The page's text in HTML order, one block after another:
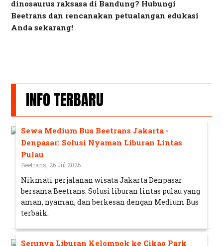
dinosaurus raksasa di Bandung? Hubungi
Beetrans dan rencanakan petualangan edukasi
Anda sekarang!
INFO TERBARU
Sewa Medium Bus Beetrans Jakarta -
Denpasar: Solusi Nyaman Liburan Lintas
Pulau
Beetrans, 26 Jul 2026
Nikmati perjalanan wisata Jakarta Denpasar
bersama Beetrans. Solusi liburan lintas pulau yang
aman, nyaman, dan berkesan dengan Medium Bus
terbaik.
Serunya Liburan Kelompok ke Cikao Park